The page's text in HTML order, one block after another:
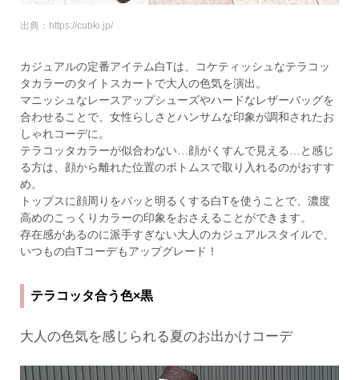
出典：https://cubki.jp/
カジュアルの定番アイテム白Tは、コケティッシュなテラコッ
タカラーのタイトスカートで大人の色気を演出。
マニッシュなレースアップシューズやハードなレザーバッグを
合わせることで、女性らしさとハンサムな印象が調和されたお
しゃれコーデに。
テラコッタカラーが似合わない…顔がくすんで見える…と感じ
る方は、顔から離れた位置のボトムスで取り入れるのがおすす
め。
トップスに顔周りをパッと明るくする白Tを使うことで、濃度
高めのこっくりカラーの印象をおさえることができます。
存在感があるのに派手すぎない大人のカジュアルスタイルで、
いつもの白Tコーデもアップグレード！
テラコッタ合う色×黒
大人の色気を感じられる夏のお出かけコーデ